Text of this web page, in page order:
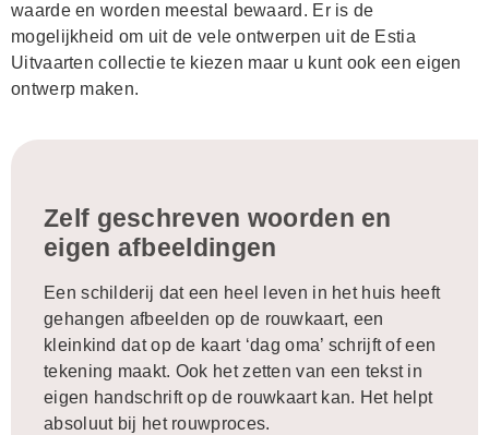
waarde en worden meestal bewaard. Er is de
mogelijkheid om uit de vele ontwerpen uit de Estia
Uitvaarten collectie te kiezen maar u kunt ook een eigen
ontwerp maken.
Zelf geschreven woorden en
eigen afbeeldingen
Een schilderij dat een heel leven in het huis heeft
gehangen afbeelden op de rouwkaart, een
kleinkind dat op de kaart ‘dag oma’ schrijft of een
tekening maakt. Ook het zetten van een tekst in
eigen handschrift op de rouwkaart kan. Het helpt
absoluut bij het rouwproces.